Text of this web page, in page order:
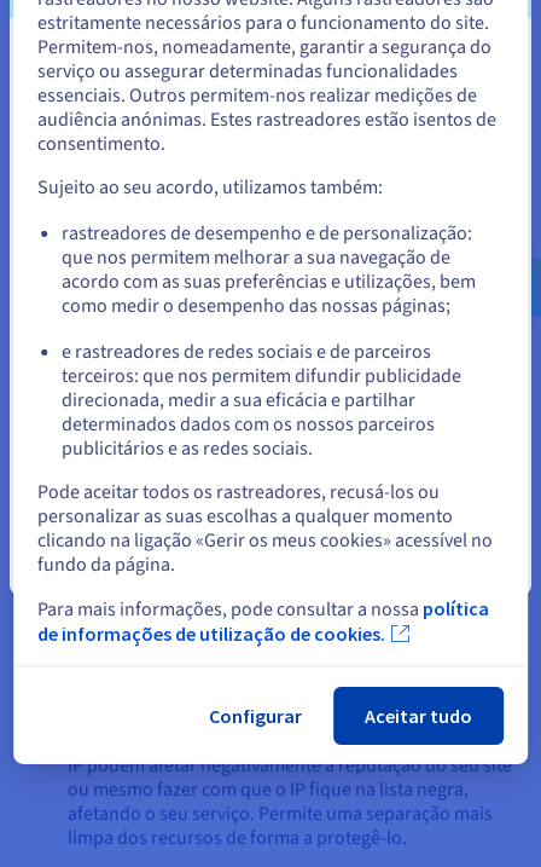
bem. No entanto, a proteção de um IP estático ou dedicado
oferece vantagens significativas em várias situações
específicas:
Alojamento fiável dos serviços: Se pretender alojar
os seus próprios serviços diretamente acessíveis a
partir de toda a Internet - como um Web site, um
servidor de correio eletrónico, um servidor de jogos,
um servidor de FTP ou aplicações específicas - um
endereço IP estático é frequentemente considerado
essencial para os dispositivos e redes anfitriãs. Um IP
estático garante que o seu serviço permanece acessível
de forma consistente e com o mesmo número.
Configurações de segurança melhoradas (Lista de
permissões de IP): Muitos sistemas de segurança e
firewalls permitem aos administradores configurar
regras de acesso baseadas em endereços IP. Por
exemplo, a lista branca de IPs restringe o acesso a um
lista pré-aprovada de endereços IP de confiança;
também é relevante para uma VPN.
Recursos dedicados e reputação
alojamento web, um endereço IP dedicado é o que
significa que o seu website ou servidor não partilha o
seu endereço IP público com outros websites ou
potenciais efeitos de "mau vizinho", em que atividades
maliciosas (como o envio de spam ou o alojamento de
malware) provenientes de outro site que partilhe o seu
IP podem afetar negativamente a reputação do seu site
ou mesmo fazer com que o IP fique na lista negra,
afetando o seu serviço. Permite uma separação mais
limpa dos recursos de forma a protegê-lo.
Parece que está localizado em
Estados Unidos.
Para encomendar a partir de Estados Unidos, terá de consultar e
Aceder ao website do Estados Unidos
us.ovhcloud.com/learn Inglês USD - $
ou
Ficar no website atual
Selecionar outro website
estritamente necessários para o funcionamento do site.
Permitem-nos, nomeadamente, garantir a segurança do
serviço ou assegurar determinadas funcionalidades
essenciais. Outros permitem-nos realizar medições de
audiência anónimas. Estes rastreadores estão isentos de
consentimento.
Sujeito ao seu acordo, utilizamos também:
rastreadores de desempenho e de personalização:
que nos permitem melhorar a sua navegação de
acordo com as suas preferências e utilizações, bem
como medir o desempenho das nossas páginas;
e rastreadores de redes sociais e de parceiros
terceiros: que nos permitem difundir publicidade
direcionada, medir a sua eficácia e partilhar
determinados dados com os nossos parceiros
publicitários e as redes sociais.
Pode aceitar todos os rastreadores, recusá-los ou
personalizar as suas escolhas a qualquer momento
clicando na ligação «Gerir os meus cookies» acessível no
fundo da página.
Para mais informações, pode consultar a nossa política
de informações de utilização de cookies.
Configurar Aceitar tudo